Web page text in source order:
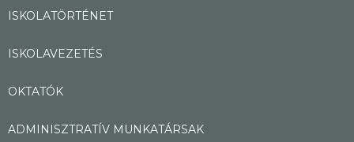
ISKOLATÖRTÉNET
ISKOLAVEZETÉS
OKTATÓK
ADMINISZTRATÍV MUNKATÁRSAK